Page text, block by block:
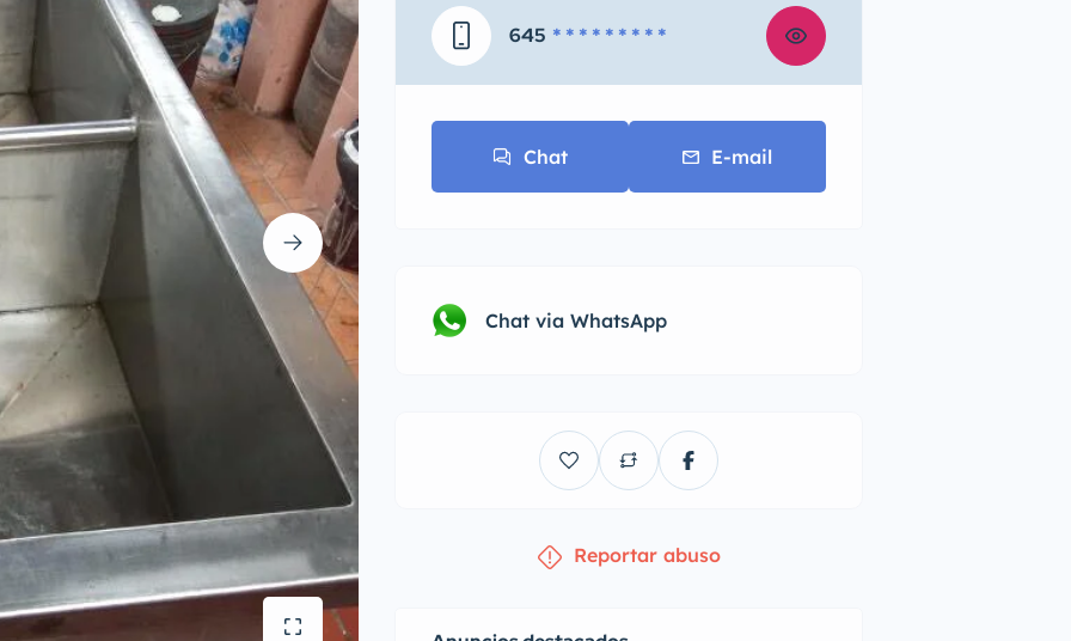
645 * * * * * * * * *
Chat E-mail
Chat via WhatsApp
Reportar abuso